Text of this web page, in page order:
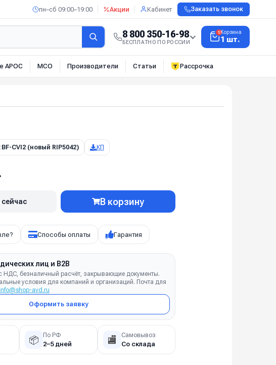
пн–сб 09:00–19:00 Акции Кабинет Заказать звонок
8 800 350-16-98
БЕСПЛАТНО ПО РОССИИ
1 Корзина
1 шт.
АРОС МСО Производители Статьи Рассрочка
BF-CVI2 (новый RIP5042) КП
сейчас В корзину
Способы оплаты Гарантия
лиц и B2B
НДС, безналичный расчёт, закрывающие документы.
условия для компаний и организаций. Почта для
avd.ru
Оформить заявку
📦 По РФ
2–5 дней 🏬 Самовывоз
Со склада